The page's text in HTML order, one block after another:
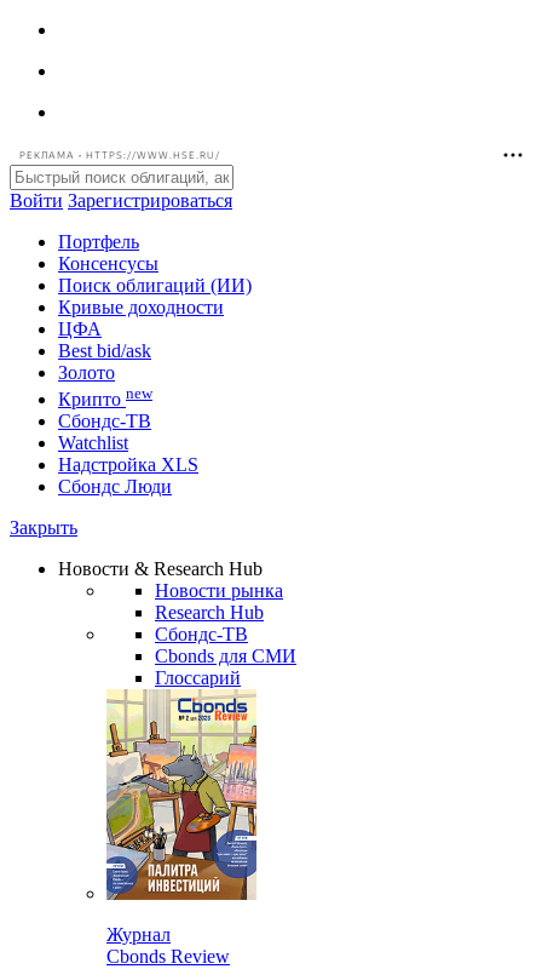
РЕКЛАМА • HTTPS://WWW.HSE.RU/
Войти Зарегистрироваться
Портфель
Консенсусы
Поиск облигаций (ИИ)
Кривые доходности
ЦФА
Best bid/ask
Золото
Крипто new
Watchlist
Сбондс Люди
Новости & Research Hub
Новости рынка
Research Hub
Сбондс-ТВ
Cbonds для СМИ
Глоссарий